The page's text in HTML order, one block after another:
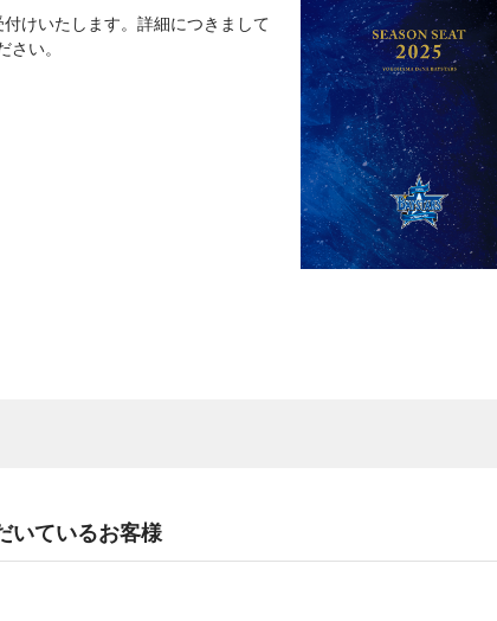
けいたします。詳細につきまして
い。
いているお客様